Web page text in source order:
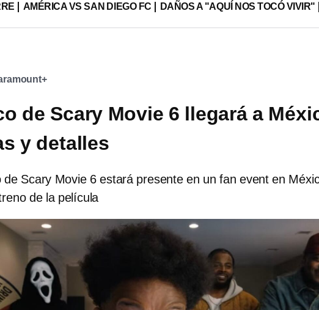
AMÉRICA VS SAN DIEGO FC DAÑOS A "AQUÍ NOS TOCÓ VIVIR"
de Scary Movie 6 llegará a
y detalles
de Scary Movie 6 estará presente en un fan event en
de la película